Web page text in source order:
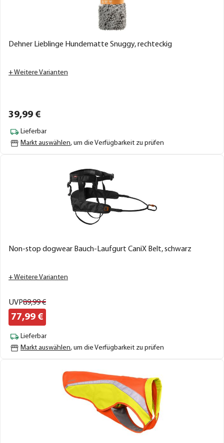
Dehner Lieblinge Hundematte Snuggy, rechteckig
+ Weitere Varianten
39,99 €
Lieferbar
Markt auswählen, um die Verfügbarkeit zu prüfen
Non-stop dogwear Bauch-Laufgurt CaniX Belt, schwarz
+ Weitere Varianten
UVP89,99€
77,99 €
Lieferbar
Markt auswählen, um die Verfügbarkeit zu prüfen